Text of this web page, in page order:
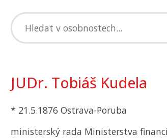
JUDr. Tobiáš Kudela
* 21.5.1876 Ostrava-Poruba
ministerský rada Ministerstva